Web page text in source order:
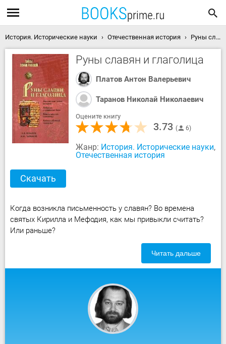
История. Исторические науки Отечественная история Руны славян и глаголица скачать книгу
Руны славян и глаголица
Платов Антон Валерьевич
Таранов Николай Николаевич
Оцените книгу
3.73 6
Жанр: История. Исторические науки,
Отечественная история
Скачать
Когда возникла письменность у славян? Во времена
святых Кирилла и Мефодия, как мы привыкли считать?
Или раньше?
Читать дальше